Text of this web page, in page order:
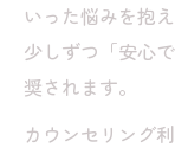
いった悩みを抱
少しずつ「安心
奨されます。
カウンセリング